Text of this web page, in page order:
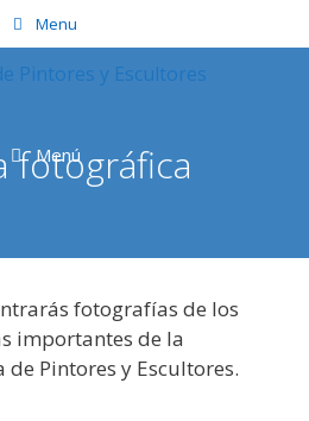
Menu
Menú
fotográfica
fotografías de los
importantes de la
de Pintores y Escultores.